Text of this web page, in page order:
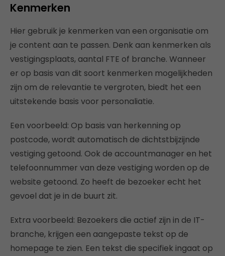
Kenmerken
Hier gebruik je kenmerken van een organisatie om
je content aan te passen. Denk aan kenmerken als
vestigingsplaats, aantal FTE of branche. Wanneer
er op basis van dit soort kenmerken mogelijkheden
zijn om de relevantie te vergroten, biedt het een
uitstekende basis voor personaliatie.
Een voorbeeld: Op basis van herkenning op
postcode, wordt automatisch de dichtstbijzijnde
vestiging getoond. Ook de accountmanager en het
telefoonnummer van deze vestiging worden op de
website getoond. Zo heeft de bezoeker echt het
gevoel dat je in de buurt zit.
Extra voorbeeld: Bezoekers die actief zijn in de IT-
branche, krijgen een aangepaste tekst op de
homepage te zien. Een tekst die specifiek ingaat op